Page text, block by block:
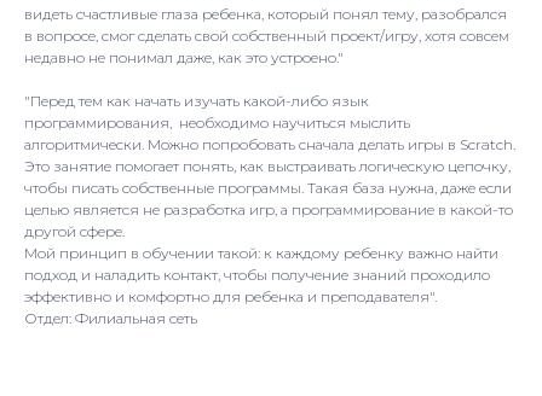
видеть счастливые глаза ребенка, который понял тему, разобрался
в вопросе, смог сделать свой собственный проект/игру, хотя совсем
недавно не понимал даже, как это устроено."
"Перед тем как начать изучать какой-либо язык
программирования, необходимо научиться мыслить
алгоритмически. Можно попробовать сначала делать игры в Scratch.
Это занятие помогает понять, как выстраивать логическую цепочку,
чтобы писать собственные программы. Такая база нужна, даже если
целью является не разработка игр, а программирование в какой-то
другой сфере.
Мой принцип в обучении такой: к каждому ребенку важно найти
подход и наладить контакт, чтобы получение знаний проходило
эффективно и комфортно для ребенка и преподавателя".
Отдел: Филиальная сеть